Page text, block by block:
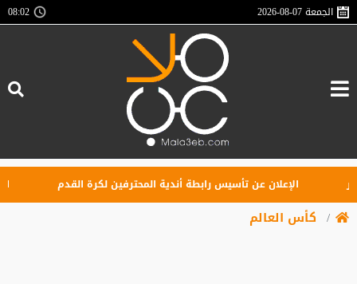
الجمعة2026-08-07
08:02
الإعلان عن تأسيس رابطة أندية المحترفين لكرة القدم
كأس العالم